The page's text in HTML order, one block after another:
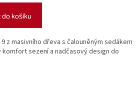
do košíku
z masivního dřeva s čalouněným sedákem
sezení a nadčasový design do